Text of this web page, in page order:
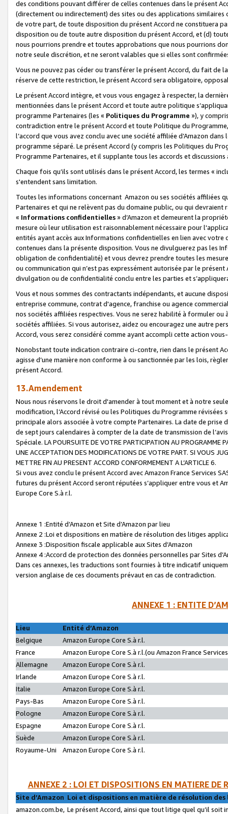
des conditions pouvant différer de celles contenues dans le présent
(directement ou indirectement) des sites ou des applications
de votre part, de toute disposition du présent Accord ne constituera
disposition ou de toute autre disposition du présent Accord, et (d)
nous pourrions prendre et toutes approbations que nous pourrions
notre seule discrétion, et ne seront valables que si elles sont
Vous ne pouvez pas céder ou transférer le présent Accord, du fait de
réserve de cette restriction, le présent Accord sera obligatoire,
Le présent Accord intègre, et vous vous engagez à respecter, la
mentionnées dans le présent Accord et toute autre politique
programme Partenaires (les « Politiques du Programme »), y
contradiction entre le présent Accord et toute Politique du
l’accord que vous avez conclu avec une société affiliée d’Amazon
programme séparé. Le présent Accord (y compris les Politiques du
Programme Partenaires, et il supplante tous les accords et discussions
Chaque fois qu’ils sont utilisés dans le présent Accord, les termes «
s'entendent sans limitation.
Toutes les informations concernant Amazon ou ses sociétés affiliées
Partenaires et qui ne relèvent pas du domaine public, ou qui
« Informations confidentielles» d’Amazon et demeurent la
mesure où leur utilisation est raisonnablement nécessaire pour
entités ayant accès aux Informations confidentielles en lien avec
contenues dans la présente disposition. Vous ne divulguerez pas les
obligation de confidentialité) et vous devrez prendre toutes les
ou communication qui n’est pas expressément autorisée par le
divulgation ou de confidentialité conclu entre les parties et
Vous et nous sommes des contractants indépendants, et aucune
entreprise commune, contrat d'agence, franchise ou agence
nos sociétés affiliées respectives. Vous ne serez habilité à formuler
sociétés affiliées. Si vous autorisez, aidez ou encouragez une autre
Accord, vous serez considéré comme ayant accompli cette action
Nonobstant toute indication contraire ci-contre, rien dans le présent
agisse d’une manière non conforme à ou sanctionnée par les lois,
présent Accord.
13.Amendement
Nous nous réservons le droit d'amender à tout moment et à notre
modification, l’Accord révisé ou les Politiques du Programme
principale alors associée à votre compte Partenaires. La date de
de sept jours calendaires à compter de la date de transmission de
Spéciale. LA POURSUITE DE VOTRE PARTICIPATION AU PROGRAMME
UNE ACCEPTATION DES MODIFICATIONS DE VOTRE PART. SI VOUS
METTRE FIN AU PRESENT ACCORD CONFORMEMENT A L’ARTICLE 6.
Si vous avez conclu le présent Accord avec Amazon France Services
futures du présent Accord seront réputées s’appliquer entre vous et
Europe Core S.à r.l.
Annexe 1 :Entité d’Amazon et Site d’Amazon par lieu
Annexe 2 :Loi et dispositions en matière de résolution des litiges
Annexe 3 :Disposition fiscale applicable aux Sites d’Amazon
Annexe 4 :Accord de protection des données personnelles par Sites
Dans ces annexes, les traductions sont fournies à titre indicatif
version anglaise de ces documents prévaut en cas de contradiction.
ANNEXE 1 : ENTITE
Lieu
Entité d’Amazon
Belgique
Amazon Europe Core S.à r.l.
France
Amazon Europe Core S.à r.l.(ou Amazon France
Allemagne
Amazon Europe Core S.à r.l.
Irlande
Amazon Europe Core S.à r.l.
Italie
Amazon Europe Core S.à r.l.
Pays-Bas
Amazon Europe Core S.à r.l.
Pologne
Amazon Europe Core S.à r.l.
Espagne
Amazon Europe Core S.à r.l.
Suède
Amazon Europe Core S.à r.l.
Royaume-Uni
Amazon Europe Core S.à r.l.
ANNEXE 2 : LOI ET DISPOSITIONS EN MATIERE DE
Site d’Amazon Loi et dispositions en matière de résolution
amazon.com.be, Le présent Accord, ainsi que tout litige quel qu’il soit